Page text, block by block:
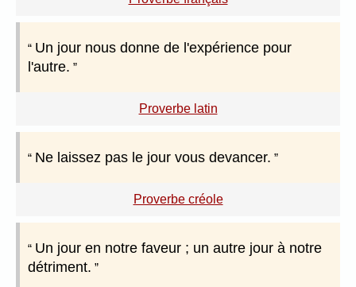
Un jour nous donne de l'expérience pour
l'autre.
Proverbe latin
Ne laissez pas le jour vous devancer.
Proverbe créole
Un jour en notre faveur ; un autre jour à notre
détriment.